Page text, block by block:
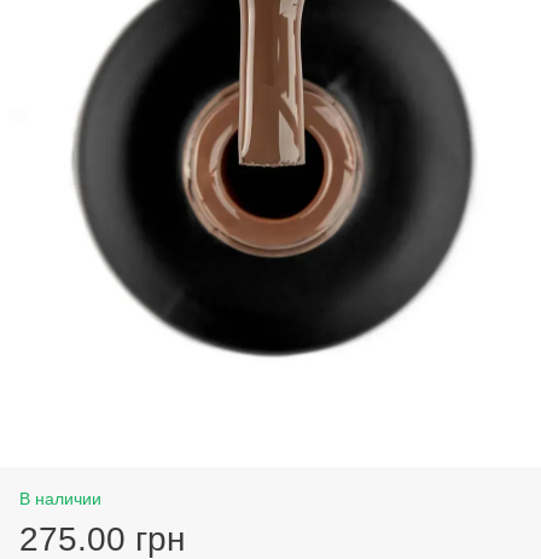
В наличии
275.00 грн